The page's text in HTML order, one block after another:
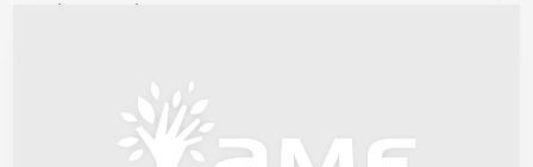
9 Déc 2004 - Réf: BW7082